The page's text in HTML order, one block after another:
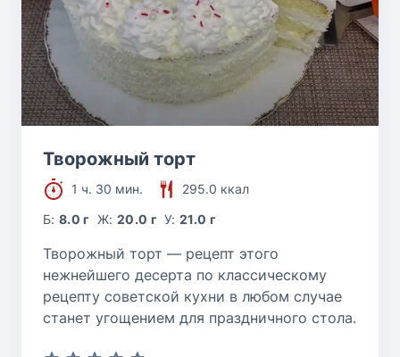
Творожный торт
1 ч. 30 мин.
295.0 ккал
Б:8.0 г Ж: 20.0 г У:21.0 г
Творожный торт — рецепт этого
нежнейшего десерта по классическому
рецепту советской кухни в любом случае
станет угощением для праздничного стола.